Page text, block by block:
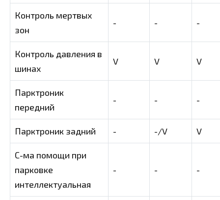
Контроль мертвых
зон
- - -
Контроль давления в
шинах
V V V
Парктроник
передний
- - -
Парктроник задний - -/V V
С-ма помощи при
парковке
интеллектуальная
- - -